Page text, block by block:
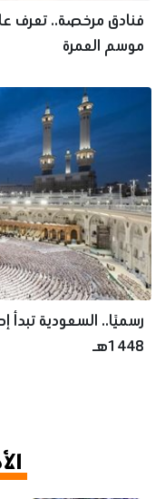
فنادق مرخصة.. تعرف
موسم العمرة
رسميًا.. السعودية تبدأ
1448هـ